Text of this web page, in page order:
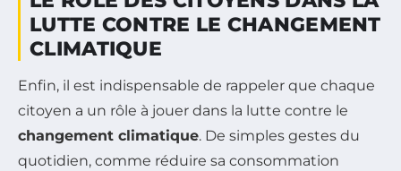
LUTTE CONTRE LE CHANGEMENT
CLIMATIQUE
Enfin, il est indispensable de rappeler que chaque
citoyen a un rôle à jouer dans la lutte contre le
changement climatique. De simples gestes du
quotidien, comme réduire sa consommation